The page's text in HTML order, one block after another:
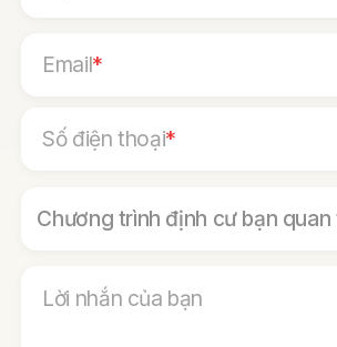
Email*
Số điện thoại*
Chương trình định cư bạn quan
Lời nhắn của bạn